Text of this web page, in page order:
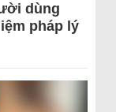
dùng
pháp lý